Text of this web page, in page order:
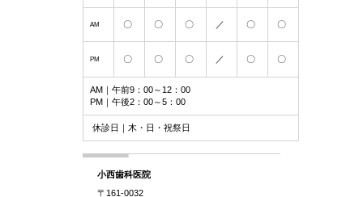
AM 〇 〇 〇 ／ 〇 〇
PM 〇 〇 〇 ／ 〇 〇
AM｜午前9：00～12：00
PM｜午後2：00～5：00
休診日｜木・日・祝祭日
小西歯科医院
〒161-0032